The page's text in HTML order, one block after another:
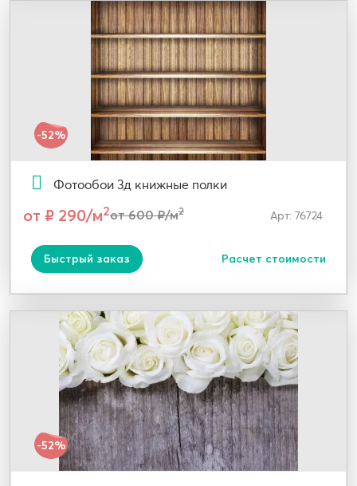
-52%
Фотообои 3д книжные полки
от ₽ 290/м2от 600 ₽/м2 Арт: 76724
Быстрый заказ Расчет стоимости
-52%